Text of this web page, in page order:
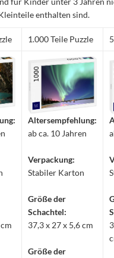
enthalten sind.
1.000 Teile Puzzle
Altersempfehlung:
ab ca. 10 Jahren
Verpackung:
Stabiler Karton
Größe der
Schachtel:
37,3 x 27 x 5,6 cm
Größe der